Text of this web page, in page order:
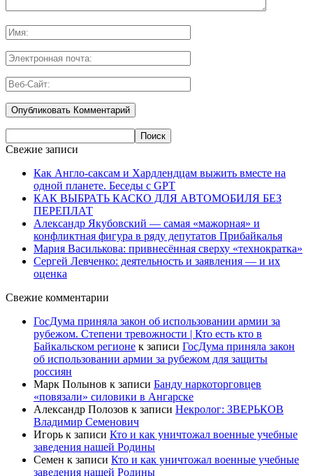
Свежие записи
Как Англо-саксам и Хардлендцам выжить вместе на
одной планете. Беседы с GPT
КАК ВЫБРАТЬ КАСКО ДЛЯ АВТОМОБИЛЯ БЕЗ
ПЕРЕПЛАТ
Александр Якубовский — самая «мажорная» и
конфликтная фигура в ряду депутатов Прибайкалья
Мария Василькова: привнесённая сверху «технократка»
Сергей Левченко: деятельность и заявления — и их
оценка
Свежие комментарии
ГосДума приняла закон об использовании армии за
рубежом. Степени тревожности | Кто есть кто в
Байкальском регионе к записи ГосДума приняла закон
об использовании армии за рубежом для защиты
россиян
Марк Полынов к записи Банду наркоторговцев
«повязали» силовики в Ангарске
Александр Полозов к записи Некролог: ЗВЕРЬКОВ
Владимир Семенович
Игорь к записи Кто и как уничтожал военные учебные
заведения нашей Родины
Семен к записи Кто и как уничтожал военные учебные
заведения нашей Родины